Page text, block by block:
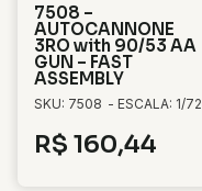
7508 –
AUTOCANNONE
3RO with 90/53 AA
GUN – FAST
ASSEMBLY
SKU: 7508 - ESCALA: 1/72
R$ 160,44